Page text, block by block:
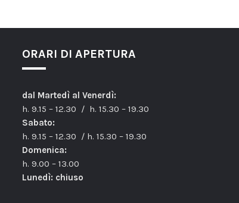
ORARI DI APERTURA
dal Martedì al Venerdì:
h. 9.15 – 12.30 / h. 15.30 – 19.30
Sabato:
h. 9.15 – 12.30 / h. 15.30 – 19.30
Domenica:
h. 9.00 – 13.00
Lunedì: chiuso